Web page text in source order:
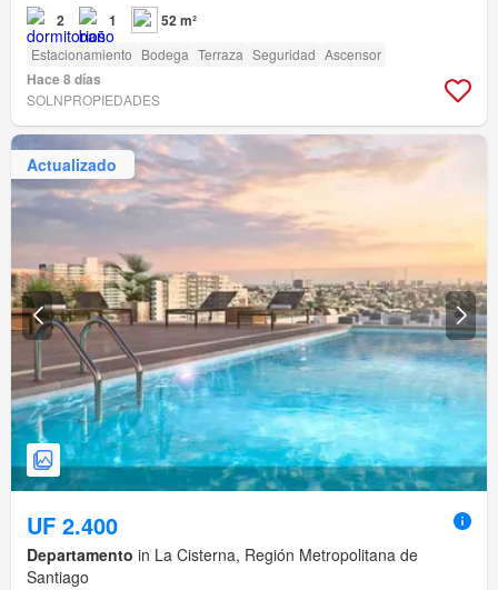
2 1 52 m²
Estacionamiento Bodega Terraza Seguridad Ascensor
Hace 8 días
SOLNPROPIEDADES
Actualizado
UF 2.400
Departamento in La Cisterna, Región Metropolitana de
Santiago